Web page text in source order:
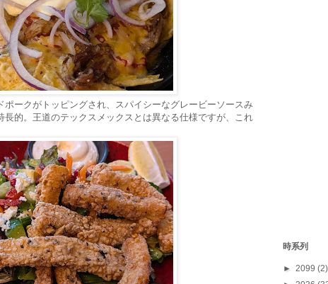
ポークがトッピングされ、スパイシーなグレービーソースみ
長的。王道のテックスメックスとは異なる仕様ですが、これ
時系列
► 2099 (2)